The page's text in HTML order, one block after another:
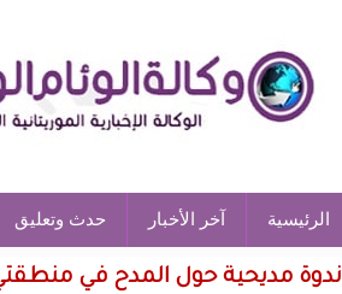
الرئيسية آخر الأخبار حدث وتعليق
ندوة مديحية حول المدح في منطقتي